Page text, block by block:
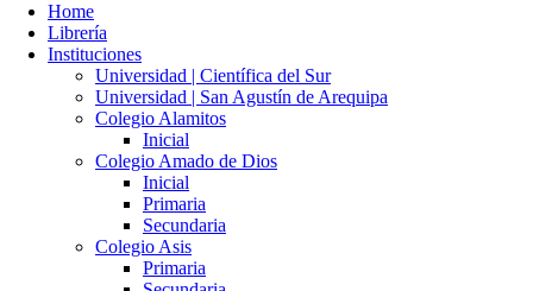
Home
Librería
Instituciones
Universidad | Científica del Sur
Universidad | San Agustín de Arequipa
Colegio Alamitos
Inicial
Colegio Amado de Dios
Inicial
Primaria
Secundaria
Colegio Asis
Primaria